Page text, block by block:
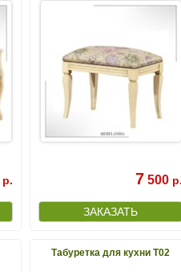
р. 7 500 р.
Табуретка для кухни Т02